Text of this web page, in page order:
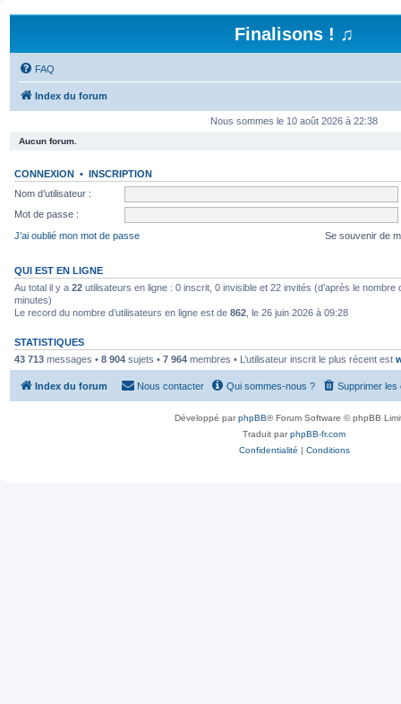
Finalisons ! ♫
FAQ
Index du forum
Nous sommes le 10 août 2026 à 22:38
Aucun forum.
CONNEXION • INSCRIPTION
Nom d’utilisateur :
Mot de passe :
J’ai oublié mon mot de passe
Se souvenir de
QUI EST EN LIGNE
Au total il y a 22 utilisateurs en ligne : 0 inscrit, 0 invisible et 22 invités (d’après le nombre
minutes)
Le record du nombre d’utilisateurs en ligne est de 862 , le 26 juin 2026 à 09:28
STATISTIQUES
43 713 messages • 8 904 sujets • 7 964 membres • L’utilisateur inscrit le plus récent est
Index du forum Supprimer les
Qui sommes-nous ?
Nous contacter
Développé parphpBB® Forum Software © phpBB
Traduit parphpBB-fr.com
Confidentialité | Conditions